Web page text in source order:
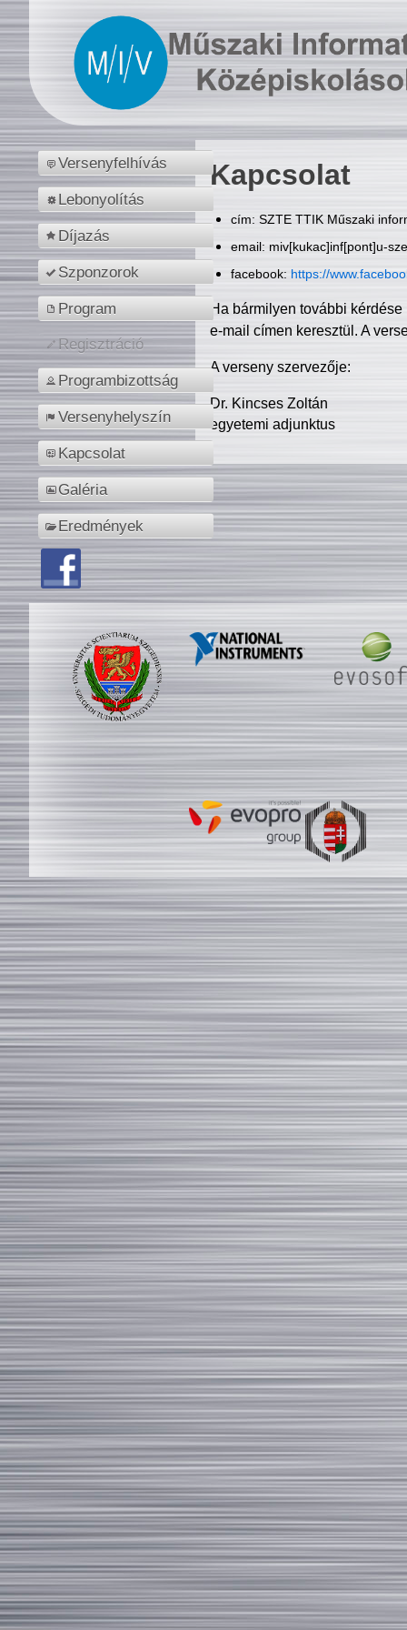
Versenyfelhívás
Lebonyolítás
Díjazás
Szponzorok
Program
Regisztráció
Programbizottság
Versenyhelyszín
Kapcsolat
Galéria
Eredmények
Kapcsolat
cím: SZTE TTIK Műszaki
email: miv[kukac]inf[pont]u-
facebook: https://
Ha bármilyen további
e-mail címen keresztül. A
A verseny szervezője:
Dr. Kincses Zoltán
egyetemi adjunktus